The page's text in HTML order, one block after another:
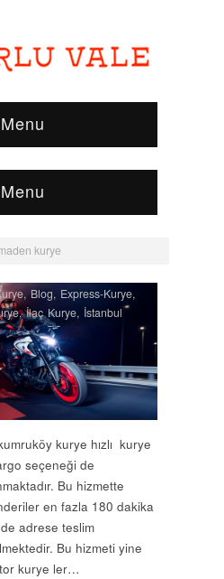
Menu
Menu
kurye
,Blog, Express-Kurye,
,İlaç Kurye, İstanbul
Kurye,Kurye
,Nöbetçi Kurye
Kurye
kurye hızlı kurye
seçeneği de
Bu hizmette
en fazla 180 dakika
adrese teslim
Bu hizmeti yine
kurye ler…